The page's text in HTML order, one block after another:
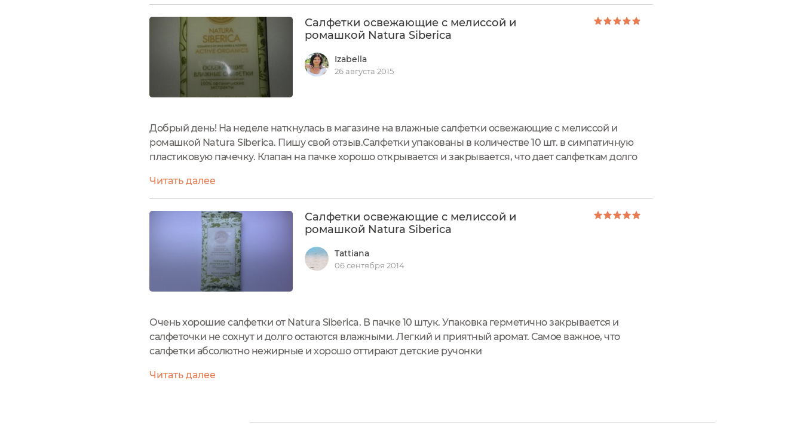
Салфетки освежающие с мелиссой и
ромашкой Natura Siberica
Izabella
26 августа 2015
Добрый день! На неделе наткнулась в магазине на влажные салфетки освежающие с мелиссой и
ромашкой Natura Siberica. Пишу свой отзыв.Салфетки упакованы в количестве 10 шт. в симпатичную
пластиковую пачечку. Клапан на пачке хорошо открывается и закрывается, что дает салфеткам долго
бы салфетки брать с собой...
Читать далее
Салфетки освежающие с мелиссой и
ромашкой Natura Siberica
Tattiana
06 сентября 2014
Очень хорошие салфетки от Natura Siberica. В пачке 10 штук. Упаковка герметично закрывается и
салфеточки не сохнут и долго остаются влажными. Легкий и приятный аромат. Самое важное, что
салфетки абсолютно нежирные и хорошо оттирают детские ручонки
Читать далее